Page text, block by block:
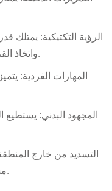
الرؤية التكتيكية: يمتلك
واتخاذ القرارات الصحيحة في الوقت المناسب.
المهارات الفردية:
المجهود البدني: يستطيع
التسديد من خارج
مسافات بعيدة وتحقيق أهداف حاسمة.